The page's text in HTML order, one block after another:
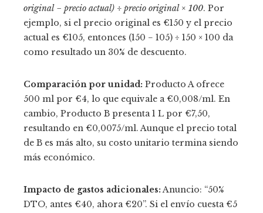
original − precio actual) ÷ precio original × 100. Por
ejemplo, si el precio original es €150 y el precio
actual es €105, entonces (150 − 105) ÷ 150 × 100 da
como resultado un 30% de descuento.
Comparación por unidad: Producto A ofrece
500 ml por €4, lo que equivale a €0,008/ml. En
cambio, Producto B presenta 1 L por €7,50,
resultando en €0,0075/ml. Aunque el precio total
de B es más alto, su costo unitario termina siendo
más económico.
Impacto de gastos adicionales:Anuncio: “50%
DTO, antes €40, ahora €20”. Si el envío cuesta €5